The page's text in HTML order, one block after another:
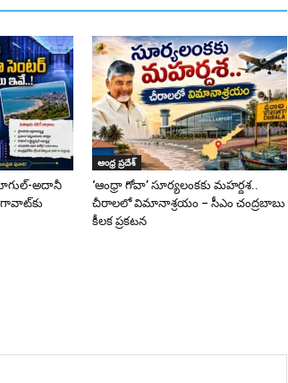
అదానీ
ఆంధ్ర ప్రదేశ్
‘ఆంధ్రా గోవా’ సూర్యలంకకు మహర్దశ..
చీరాలలో విమానాశ్రయం – సీఎం చంద్రబాబు
కీలక ప్రకటన